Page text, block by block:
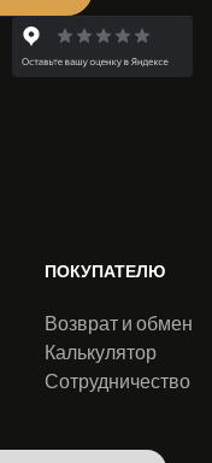
ПОКУПАТЕЛЮ
Возврат и обмен
Калькулятор
Сотрудничество